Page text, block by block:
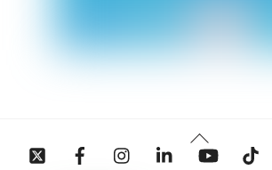
Back
To
Twitter Facebook InstagramLinkedin YouTube